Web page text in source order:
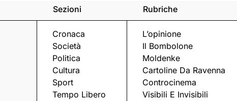
Sezioni
Cronaca
Società
Politica
Cultura
Sport
Tempo Libero
Rubriche
L’opinione
Il Bombolone
Moldenke
Cartoline Da Ravenna
Controcinema
Visibili E Invisibili
Eventi a Ravenna e dintorni